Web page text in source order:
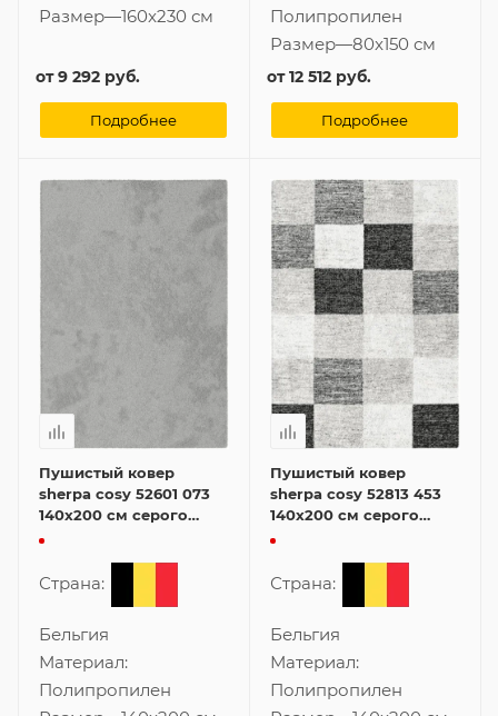
Размер—160x230 см
от9 292 руб.
Подробнее
Полипропилен
Размер—80x150 см
от12 512 руб.
Подробнее
Пушистый ковер
sherpa cosy 52601 073
140x200 см серого
цвета
Страна:
Бельгия
Материал:
Полипропилен
Пушистый ковер
sherpa cosy 52813 453
140x200 см серого
цвета
Страна:
Бельгия
Материал:
Полипропилен